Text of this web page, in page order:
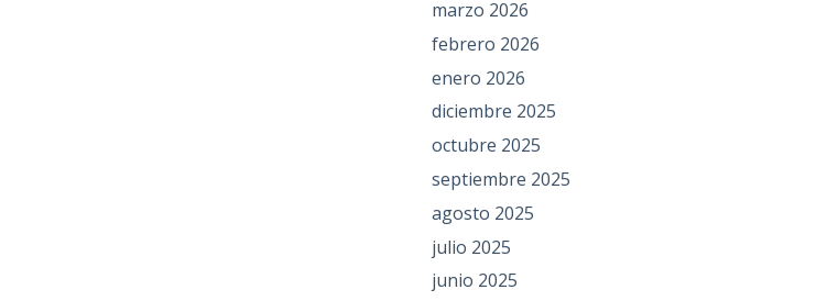
marzo 2026
febrero 2026
enero 2026
diciembre 2025
octubre 2025
septiembre 2025
agosto 2025
julio 2025
junio 2025